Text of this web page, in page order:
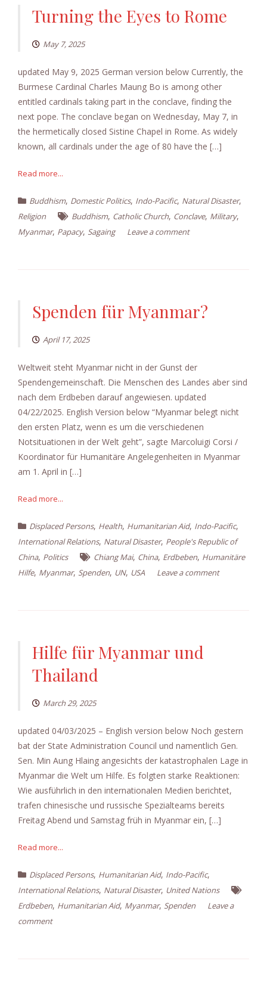
Turning the Eyes to Rome
May 7, 2025
updated May 9, 2025 German version below Currently, the
Burmese Cardinal Charles Maung Bo is among other
entitled cardinals taking part in the conclave, finding the
next pope. The conclave began on Wednesday, May 7, in
the hermetically closed Sistine Chapel in Rome. As widely
known, all cardinals under the age of 80 have the […]
Read more...
Buddhism, Domestic Politics, Indo-Pacific, Natural Disaster,
Religion Buddhism, Catholic Church, Conclave, Military,
Myanmar, Papacy, Sagaing Leave a comment
Spenden für Myanmar?
April 17, 2025
Weltweit steht Myanmar nicht in der Gunst der
Spendengemeinschaft. Die Menschen des Landes aber sind
nach dem Erdbeben darauf angewiesen. updated
04/22/2025. English Version below “Myanmar belegt nicht
den ersten Platz, wenn es um die verschiedenen
Notsituationen in der Welt geht”, sagte Marcoluigi Corsi /
Koordinator für Humanitäre Angelegenheiten in Myanmar
am 1. April in […]
Read more...
Displaced Persons, Health, Humanitarian Aid, Indo-Pacific,
International Relations, Natural Disaster, People's Republic of
China, Politics Chiang Mai, China, Erdbeben, Humanitäre
Hilfe, Myanmar, Spenden, UN, USA Leave a comment
Hilfe für Myanmar und
Thailand
March 29, 2025
updated 04/03/2025 – English version below Noch gestern
bat der State Administration Council und namentlich Gen.
Sen. Min Aung Hlaing angesichts der katastrophalen Lage in
Myanmar die Welt um Hilfe. Es folgten starke Reaktionen:
Wie ausführlich in den internationalen Medien berichtet,
trafen chinesische und russische Spezialteams bereits
Freitag Abend und Samstag früh in Myanmar ein, […]
Read more...
Displaced Persons, Humanitarian Aid, Indo-Pacific,
International Relations, Natural Disaster, United Nations
Erdbeben, Humanitarian Aid, Myanmar, Spenden
Leave a
comment